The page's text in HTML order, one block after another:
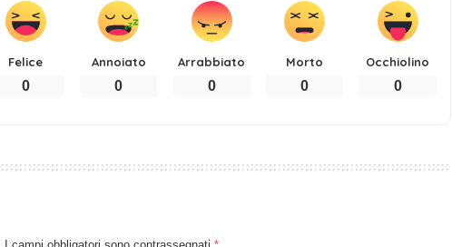
Felice
0
Annoiato
0
Arrabbiato
0
Morto
0
Occhiolino
0